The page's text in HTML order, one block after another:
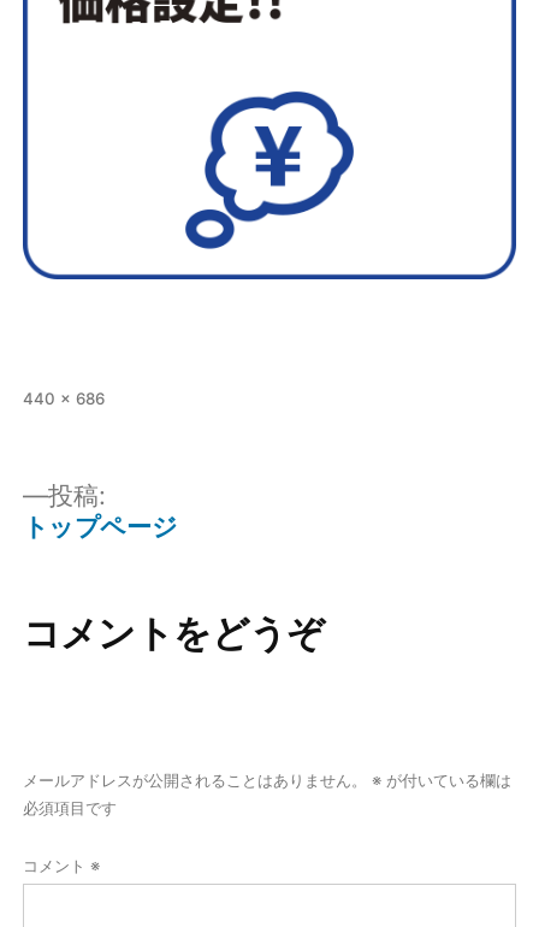
440 × 686
投稿:
トップページ
コメントをどうぞ
メールアドレスが公開されることはありません。 ※が付いている欄は
必須項目です
コメント ※